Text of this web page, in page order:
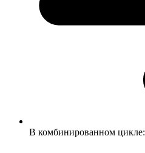
В комбинированном цикле: